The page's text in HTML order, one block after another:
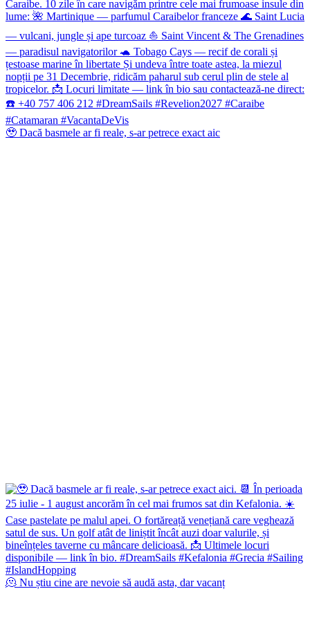
🥹 Dacă basmele ar fi reale, s-ar petrece exact aic
🫠 Nu știu cine are nevoie să audă asta, dar vacanț